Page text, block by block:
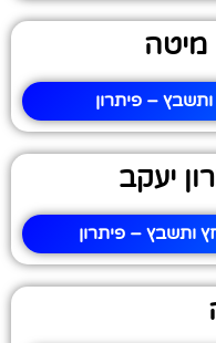
מיטה
– פיתרון
יעקב
ותשבץ – פיתרון